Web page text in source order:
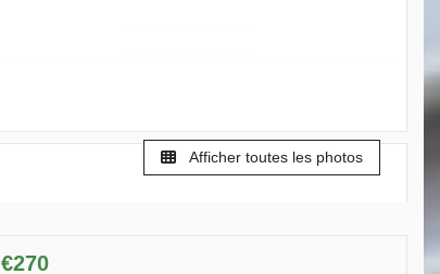
Afficher toutes les photos
€270